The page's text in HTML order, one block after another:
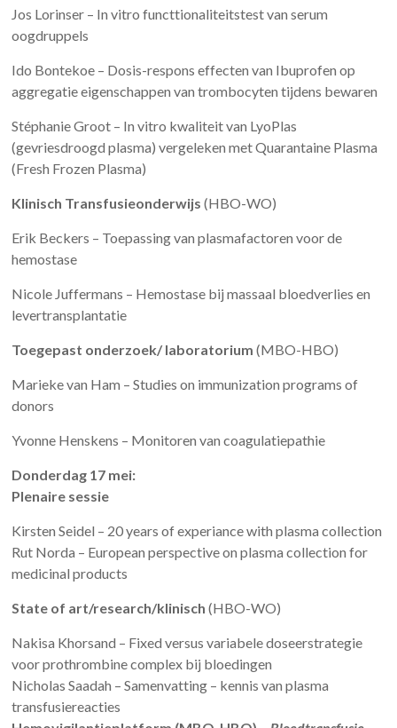
Jos Lorinser – In vitro functtionaliteitstest van serum
oogdruppels
Ido Bontekoe – Dosis-respons effecten van Ibuprofen op
aggregatie eigenschappen van trombocyten tijdens bewaren
Stéphanie Groot – In vitro kwaliteit van LyoPlas
(gevriesdroogd plasma) vergeleken met Quarantaine Plasma
(Fresh Frozen Plasma)
Klinisch Transfusieonderwijs(HBO-WO)
Erik Beckers – Toepassing van plasmafactoren voor de
hemostase
Nicole Juffermans – Hemostase bij massaal bloedverlies en
levertransplantatie
Toegepast onderzoek/ laboratorium(MBO-HBO)
Marieke van Ham – Studies on immunization programs of
donors
Yvonne Henskens – Monitoren van coagulatiepathie
Donderdag 17 mei:
Plenaire sessie
Kirsten Seidel – 20 years of experiance with plasma collection
Rut Norda – European perspective on plasma collection for
medicinal products
State of art/research/klinisch(HBO-WO)
Nakisa Khorsand – Fixed versus variabele doseerstrategie
voor prothrombine complex bij bloedingen
Nicholas Saadah – Samenvatting – kennis van plasma
transfusiereacties